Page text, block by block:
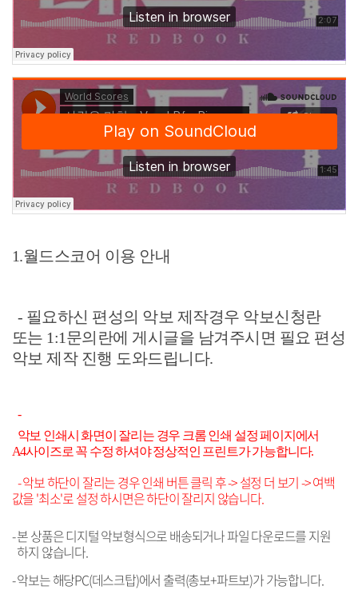
1.월드스코어 이용 안내
- 필요하신 편성의 악보 제작경우 악보신청란
또는 1:1문의란에 게시글을 남겨주시면 필요 편성
악보 제작 진행 도와드립니다.
-
악보 인쇄시 화면이 잘리는 경우 크롬 인쇄 설정 페이지에서
A4사이즈로 꼭 수정 하셔야 정상적인 프린트가 가능합니다.
- 악보 하단이 잘리는 경우 인쇄 버튼 클릭 후 -> 설정 더 보기 -> 여백
값을 '최소'로 설정 하시면은 하단이 잘리지 않습니다.
-본 상품은 디지털 악보형식으로 배송되거나 파일 다운로드를 지원
하지 않습니다.
-악보는 해당PC(데스크탑)에서 출력(총보+파트보)가 가능합니다.